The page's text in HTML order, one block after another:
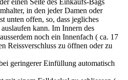
in den jeder Damen oder
unten offen, so, dass jegliches
kann. Im Innern des
noch ein Innenfach ( ca. 17
Reissverschluss zu öffnen oder zu
geringerer Einfüllung automatisch